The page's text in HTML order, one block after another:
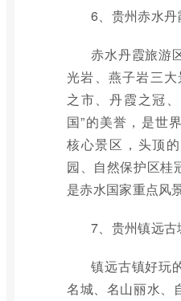
6、贵州赤水丹
赤水丹霞旅游
光岩、燕子岩三
之市、丹霞之冠
国”的美誉，是世
核心景区，头顶
园、自然保护区桂
是赤水国家重点风
7、贵州镇远古
镇远古镇好玩
名城、名山丽水、